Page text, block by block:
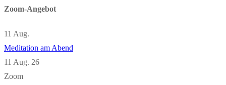
Zoom-Angebot
11 Aug.
Meditation am Abend
11 Aug. 26
Zoom